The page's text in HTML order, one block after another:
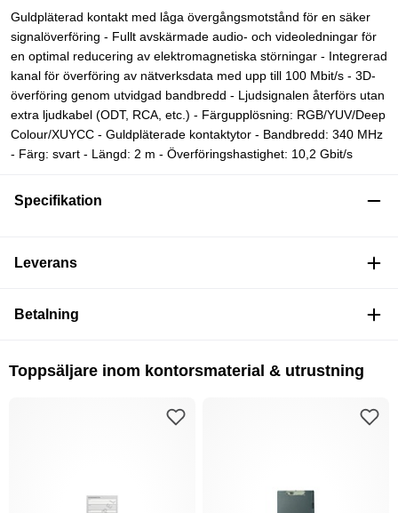
Guldpläterad kontakt med låga övergångsmotstånd för en säker
signalöverföring - Fullt avskärmade audio- och videoledningar för
en optimal reducering av elektromagnetiska störningar - Integrerad
kanal för överföring av nätverksdata med upp till 100 Mbit/s - 3D-
överföring genom utvidgad bandbredd - Ljudsignalen återförs utan
extra ljudkabel (ODT, RCA, etc.) - Färgupplösning: RGB/YUV/Deep
Colour/XUYCC - Guldpläterade kontaktytor - Bandbredd: 340 MHz
- Färg: svart - Längd: 2 m - Överföringshastighet: 10,2 Gbit/s
Specifikation
Leverans
Betalning
Toppsäljare inom kontorsmaterial & utrustning